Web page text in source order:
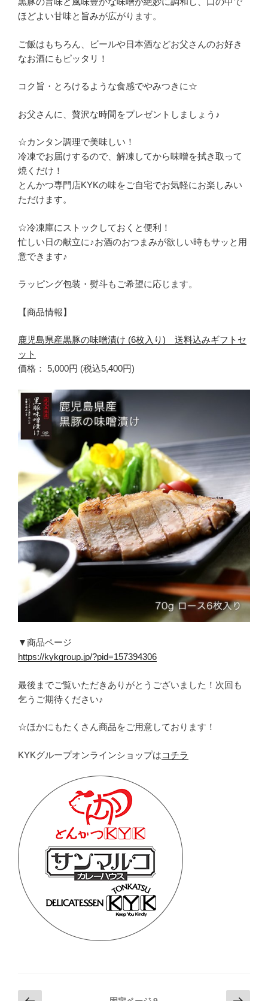
ほどよい甘味と旨みが広がります。
ご飯はもちろん、ビールや日本酒などお父さんのお好き
なお酒にもピッタリ！
コク旨・とろけるような食感でやみつきに☆
お父さんに、贅沢な時間をプレゼントしましょう♪
☆カンタン調理で美味しい！
冷凍でお届けするので、解凍してから味噌を拭き取って
焼くだけ！
とんかつ専門店KYKの味をご自宅でお気軽にお楽しみい
ただけます。
☆冷凍庫にストックしておくと便利！
忙しい日の献立に♪お酒のおつまみが欲しい時もサッと用
意できます♪
ラッピング包装・熨斗もご希望に応じます。
【商品情報】
鹿児島県産黒豚の味噌漬け (6枚入り) 送料込みギフトセ
ット
価格： 5,000円 (税込5,400円)
▼商品ページ
https://kykgroup.jp/?pid=157394306
最後までご覧いただきありがとうございました！次回も
乞うご期待ください♪
☆ほかにもたくさん商品をご用意しております！
KYKグループオンラインショップはコチラ
投